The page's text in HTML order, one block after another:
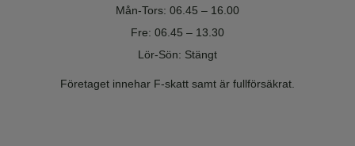
Mån-Tors: 06.45 – 16.00
Fre: 06.45 – 13.30
Lör-Sön: Stängt
Företaget innehar F-skatt samt är fullförsäkrat.